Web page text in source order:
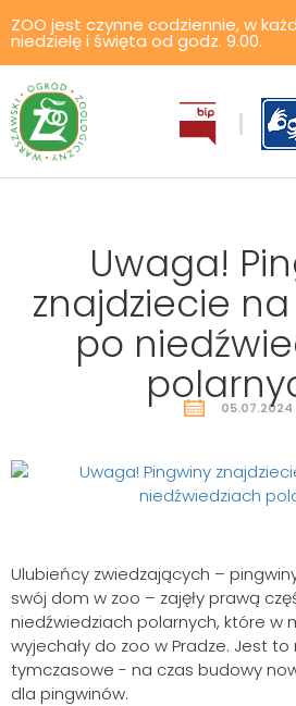
ZOO jest czynne codziennie, w
niedzielę i święta od godz. 9.00.
Uwaga!
znajdziecie
po
05.07.2024
Ulubieńcy zwiedzających –
swój dom w zoo – zajęły prawą
niedźwiedziach polarnych, które w
wyjechały do zoo w Pradze. Jest to
tymczasowe - na czas budowy
dla pingwinów.